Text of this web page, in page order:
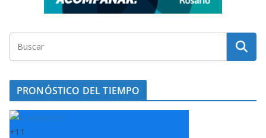
PRONÓSTICO DEL TIEMPO
+11